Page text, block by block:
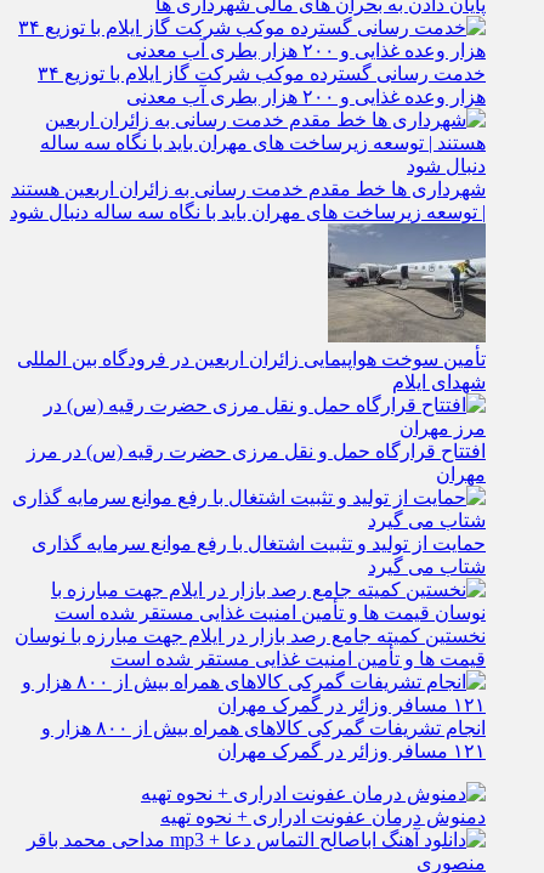
خدمت رسانی گسترده موکب شرکت گاز ایلام با توزیع ۳۴
هزار وعده غذایی و ۲۰۰ هزار بطری آب معدنی
شهرداری‌ ها خط مقدم خدمت ‌رسانی به زائران اربعین هستند
| توسعه زیرساخت ‌های مهران باید با نگاه سه‌ ساله دنبال شود
تأمین سوخت هواپیمایی زائران اربعین در فرودگاه بین المللی
شهدای ایلام
افتتاح قرارگاه حمل‌ و نقل مرزی حضرت رقیه (س) در مرز
مهران
حمایت از تولید و تثبیت اشتغال با رفع موانع سرمایه‌ گذاری
شتاب می‌ گیرد
نخستین کمیته جامع رصد بازار در ایلام جهت مبارزه با نوسان
قیمت‌ ها و تأمین امنیت غذایی مستقر شده است
انجام تشریفات گمرکی کالاهای همراه بیش از ۸۰۰ هزار و
۱۲۱ مسافر وزائر در گمرک مهران
دمنوش درمان عفونت ادراری + نحوه تهیه